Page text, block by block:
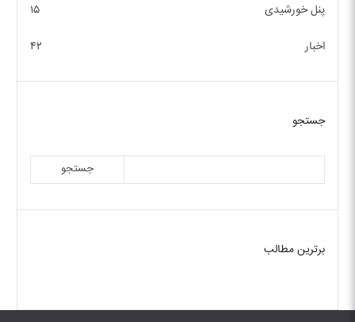
پنل خورشیدی ۱۵
اخبار ۴۲
جستجو
جستجو
برترین مطالب